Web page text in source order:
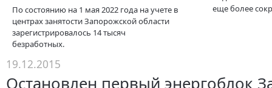
По состоянию на 1 мая 2022 года на учете в
центрах занятости Запорожской области
зарегистрировалось 14 тысяч
безработных.
еще более
19.12.2015
Остановлен первый энергоблок